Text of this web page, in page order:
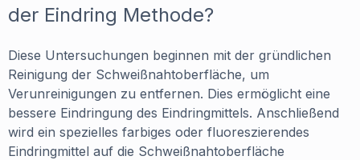
der Eindring Methode?
Diese Untersuchungen beginnen mit der gründlichen
Reinigung der Schweißnahtoberfläche, um
Verunreinigungen zu entfernen. Dies ermöglicht eine
bessere Eindringung des Eindringmittels. Anschließend
wird ein spezielles farbiges oder fluoreszierendes
Eindringmittel auf die Schweißnahtoberfläche